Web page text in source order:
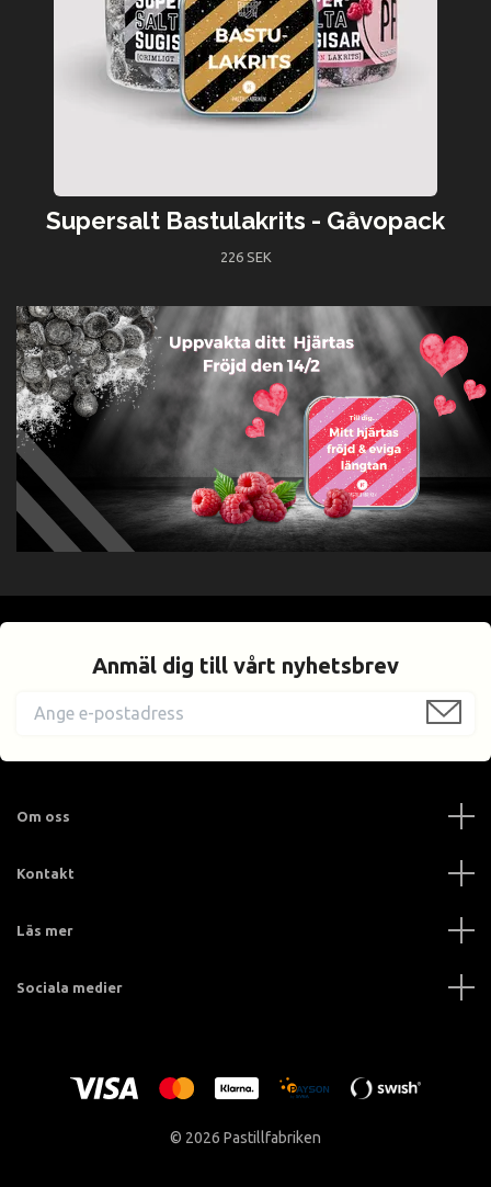
Supersalt Bastulakrits - Gåvopack
226 SEK
Anmäl dig till vårt nyhetsbrev
Om oss
Kontakt
Läs mer
Sociala medier
© 2026 Pastillfabriken